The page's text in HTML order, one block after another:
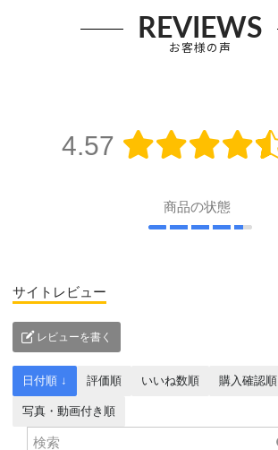
REVIEWS
お客様の声
4.57
商品の状態
サイトレビュー
レビューを書く
日付順 ↓ 評価順 いいね数順 購入確認順
写真・動画付き順